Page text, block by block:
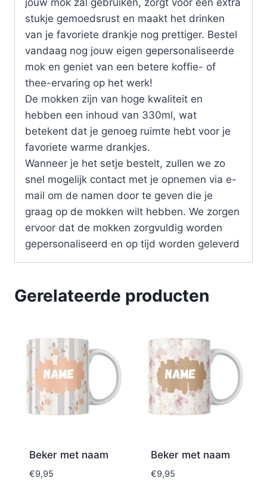
stukje gemoedsrust en maakt het drinken
van je favoriete drankje nog prettiger. Bestel
vandaag nog jouw eigen gepersonaliseerde
mok en geniet van een betere koffie- of
thee-ervaring op het werk!
De mokken zijn van hoge kwaliteit en
hebben een inhoud van 330ml, wat
betekent dat je genoeg ruimte hebt voor je
favoriete warme drankjes.
Wanneer je het setje bestelt, zullen we zo
snel mogelijk contact met je opnemen via e-
mail om de namen door te geven die je
graag op de mokken wilt hebben. We zorgen
ervoor dat de mokken zorgvuldig worden
gepersonaliseerd en op tijd worden geleverd
Gerelateerde producten
Beker met naam
€9,95
Beker met naam
€9,95